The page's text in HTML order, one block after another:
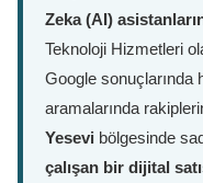
Zeka (AI)
Teknoloji Hizmetleri
Google
aramalarında
Yesevi bölgesinde
çalışan bir dijital